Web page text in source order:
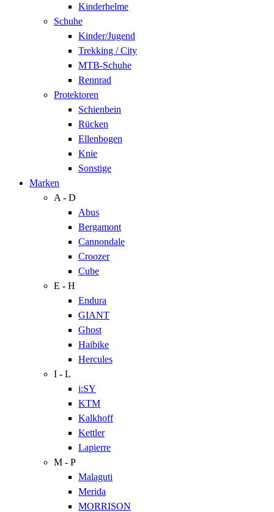
Kinderhelme
Schuhe
Kinder/Jugend
Trekking / City
MTB-Schuhe
Rennrad
Protektoren
Schienbein
Rücken
Ellenbogen
Knie
Sonstige
Marken
A - D
Abus
Bergamont
Cannondale
Croozer
Cube
E - H
Endura
GIANT
Ghost
Haibike
Hercules
I - L
i:SY
KTM
Kalkhoff
Kettler
Lapierre
M - P
Malaguti
Merida
MORRISON